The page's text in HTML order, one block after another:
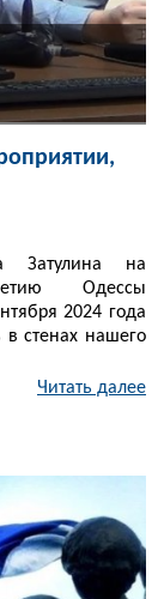
Затулина на
Одессы
2024 года
в стенах нашего
Читать далее